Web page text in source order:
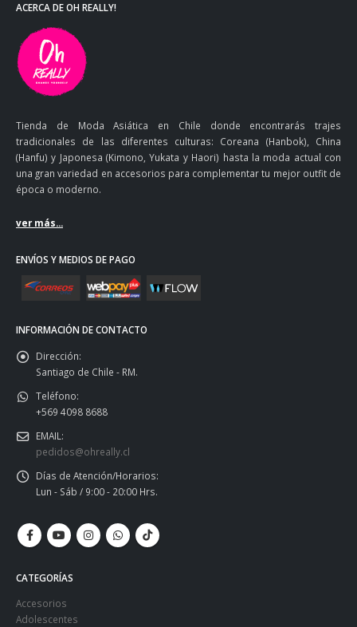
ACERCA DE OH REALLY!
Tienda de Moda Asiática en Chile donde encontrarás trajes
tradicionales de las diferentes culturas: Coreana (Hanbok), China
(Hanfu) y Japonesa (Kimono, Yukata y Haori) hasta la moda actual con
una gran variedad en accesorios para complementar tu mejor outfit de
época o moderno.
ver más...
ENVÍOS Y MEDIOS DE PAGO
INFORMACIÓN DE CONTACTO
Dirección:
Santiago de Chile - RM.
Teléfono:
+569 4098 8688
EMAIL:
pedidos@ohreally.cl
Días de Atención/Horarios:
Lun - Sáb / 9:00 - 20:00 Hrs.
CATEGORÍAS
Accesorios
Adolescentes